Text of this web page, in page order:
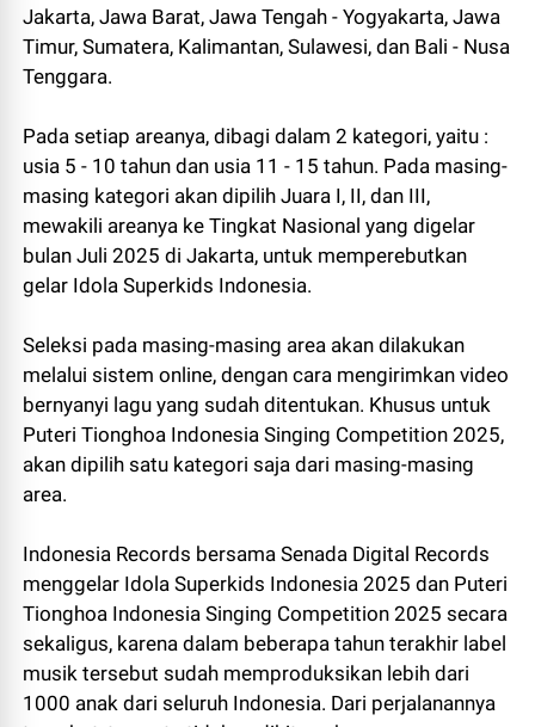
Jakarta, Jawa Barat, Jawa Tengah - Yogyakarta, Jawa
Timur, Sumatera, Kalimantan, Sulawesi, dan Bali - Nusa
Tenggara.
Pada setiap areanya, dibagi dalam 2 kategori, yaitu :
usia 5 - 10 tahun dan usia 11 - 15 tahun. Pada masing-
masing kategori akan dipilih Juara I, II, dan III,
mewakili areanya ke Tingkat Nasional yang digelar
bulan Juli 2025 di Jakarta, untuk memperebutkan
gelar Idola Superkids Indonesia.
Seleksi pada masing-masing area akan dilakukan
melalui sistem online, dengan cara mengirimkan video
bernyanyi lagu yang sudah ditentukan. Khusus untuk
Puteri Tionghoa Indonesia Singing Competition 2025,
akan dipilih satu kategori saja dari masing-masing
area.
Indonesia Records bersama Senada Digital Records
menggelar Idola Superkids Indonesia 2025 dan Puteri
Tionghoa Indonesia Singing Competition 2025 secara
sekaligus, karena dalam beberapa tahun terakhir label
musik tersebut sudah memproduksikan lebih dari
1000 anak dari seluruh Indonesia. Dari perjalanannya